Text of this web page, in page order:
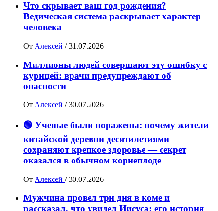
Что скрывает ваш год рождения?
Ведическая система раскрывает характер
человека
От Алексей / 31.07.2026
Миллионы людей совершают эту ошибку с
курицей: врачи предупреждают об
опасности
От Алексей / 30.07.2026
🟢 Ученые были поражены: почему жители
китайской деревни десятилетиями
сохраняют крепкое здоровье — секрет
оказался в обычном корнеплоде
От Алексей / 30.07.2026
Мужчина провел три дня в коме и
рассказал, что увидел Иисуса: его история